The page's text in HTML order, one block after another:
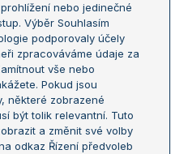
Open
mistrů
mistryň
nebo jedinečné
Výběr Souhlasím
podporovaly účely
zpracováváme údaje za
vše nebo
Pokud jsou
některé zobrazené
být tolik relevantní. Tuto
a změnit své volby
odkaz Řízení předvoleb